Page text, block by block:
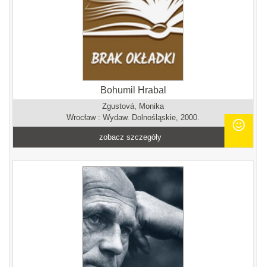
Bohumil Hrabal
Zgustová, Monika
Wrocław : Wydaw. Dolnośląskie, 2000.
zobacz szczegóły